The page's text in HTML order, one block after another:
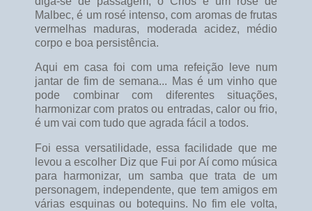
Malbec, é um rosé intenso, com aromas de frutas
vermelhas maduras, moderada acidez, médio
corpo e boa persistência.
Aqui em casa foi com uma refeição leve num
jantar de fim de semana... Mas é um vinho que
pode combinar com diferentes situações,
harmonizar com pratos ou entradas, calor ou frio,
é um vai com tudo que agrada fácil a todos.
Foi essa versatilidade, essa facilidade que me
levou a escolher Diz que Fui por Aí como música
para harmonizar, um samba que trata de um
personagem, independente, que tem amigos em
várias esquinas ou botequins. No fim ele volta,